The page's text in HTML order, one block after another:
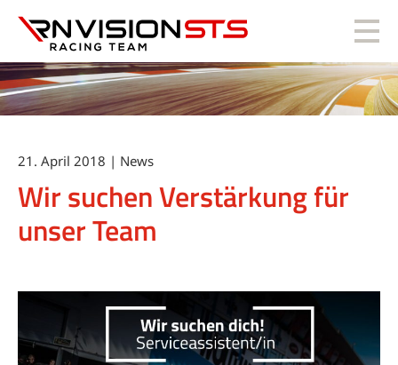
RN Vision STS
21. April 2018 | News
Wir suchen Verstärkung für
unser Team